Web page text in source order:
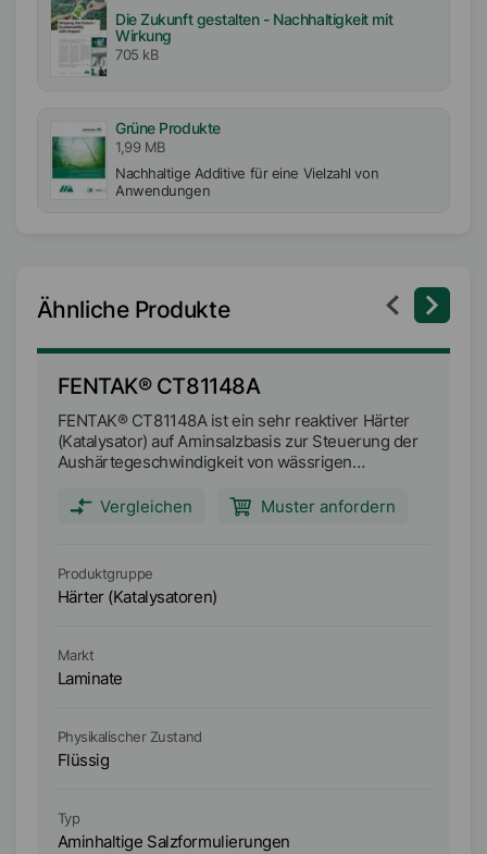
Die Zukunft gestalten - Nachhaltigkeit mit
Wirkung
705 kB
Grüne Produkte
1,99 MB
Nachhaltige Additive für eine Vielzahl von
Anwendungen
Ähnliche Produkte
FENTAK® CT81148A
FENTAK® CT81148A ist ein sehr reaktiver Härter
(Katalysator) auf Aminsalzbasis zur Steuerung der
Aushärtegeschwindigkeit von wässrigen
Formaldehyd-Harz (UF) und Melamin-Harnstoff-
Vergleichen Muster anfordern
Produktgruppe
Härter (Katalysatoren)
Markt
Laminate
Physikalischer Zustand
Flüssig
Typ
Aminhaltige Salzformulierungen